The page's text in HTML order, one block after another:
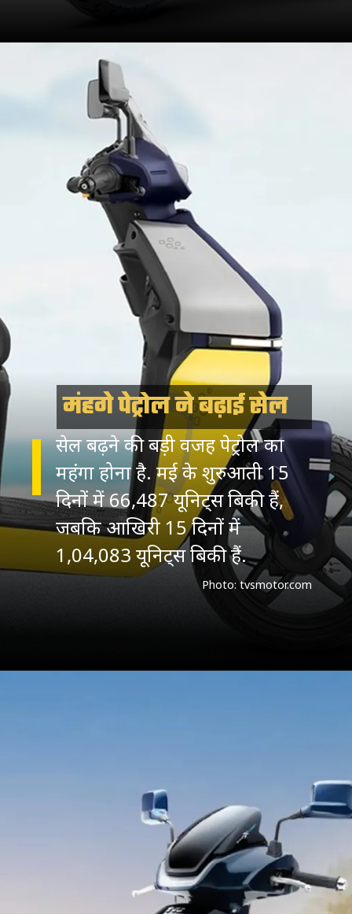
मंहगे पेट्रोल ने बढ़ाई सेल
सेल बढ़ने की बड़ी वजह पेट्रोल का
महंगा होना है. मई के शुरुआती 15
दिनों में 66,487 यूनिट्स बिकी हैं,
जबकि आखिरी 15 दिनों में
1,04,083 यूनिट्स बिकी हैं.
Photo: tvsmotor.com